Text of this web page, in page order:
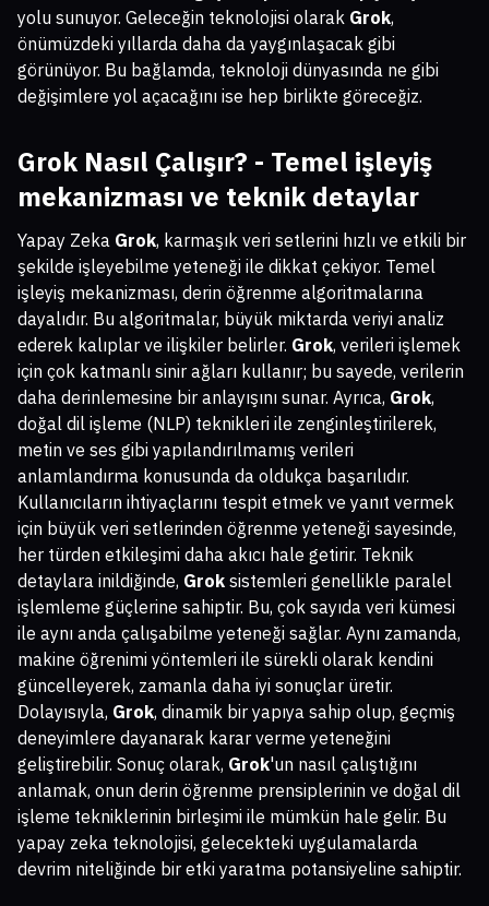
yolu sunuyor. Geleceğin teknolojisi olarak Grok,
önümüzdeki yıllarda daha da yaygınlaşacak gibi
görünüyor. Bu bağlamda, teknoloji dünyasında ne gibi
değişimlere yol açacağını ise hep birlikte göreceğiz.
Grok Nasıl Çalışır? - Temel işleyiş
mekanizması ve teknik detaylar
Yapay Zeka Grok, karmaşık veri setlerini hızlı ve etkili bir
şekilde işleyebilme yeteneği ile dikkat çekiyor. Temel
işleyiş mekanizması, derin öğrenme algoritmalarına
dayalıdır. Bu algoritmalar, büyük miktarda veriyi analiz
ederek kalıplar ve ilişkiler belirler. Grok, verileri işlemek
için çok katmanlı sinir ağları kullanır; bu sayede, verilerin
daha derinlemesine bir anlayışını sunar. Ayrıca, Grok,
doğal dil işleme (NLP) teknikleri ile zenginleştirilerek,
metin ve ses gibi yapılandırılmamış verileri
anlamlandırma konusunda da oldukça başarılıdır.
Kullanıcıların ihtiyaçlarını tespit etmek ve yanıt vermek
için büyük veri setlerinden öğrenme yeteneği sayesinde,
her türden etkileşimi daha akıcı hale getirir. Teknik
detaylara inildiğinde, Grok sistemleri genellikle paralel
işlemleme güçlerine sahiptir. Bu, çok sayıda veri kümesi
ile aynı anda çalışabilme yeteneği sağlar. Aynı zamanda,
makine öğrenimi yöntemleri ile sürekli olarak kendini
güncelleyerek, zamanla daha iyi sonuçlar üretir.
Dolayısıyla, Grok, dinamik bir yapıya sahip olup, geçmiş
deneyimlere dayanarak karar verme yeteneğini
geliştirebilir. Sonuç olarak, Grok'un nasıl çalıştığını
anlamak, onun derin öğrenme prensiplerinin ve doğal dil
işleme tekniklerinin birleşimi ile mümkün hale gelir. Bu
yapay zeka teknolojisi, gelecekteki uygulamalarda
devrim niteliğinde bir etki yaratma potansiyeline sahiptir.